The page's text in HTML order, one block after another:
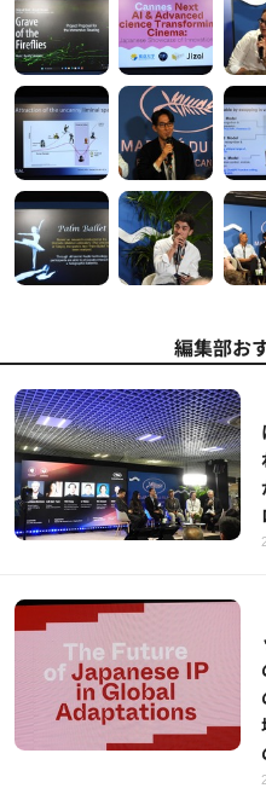
編集部お